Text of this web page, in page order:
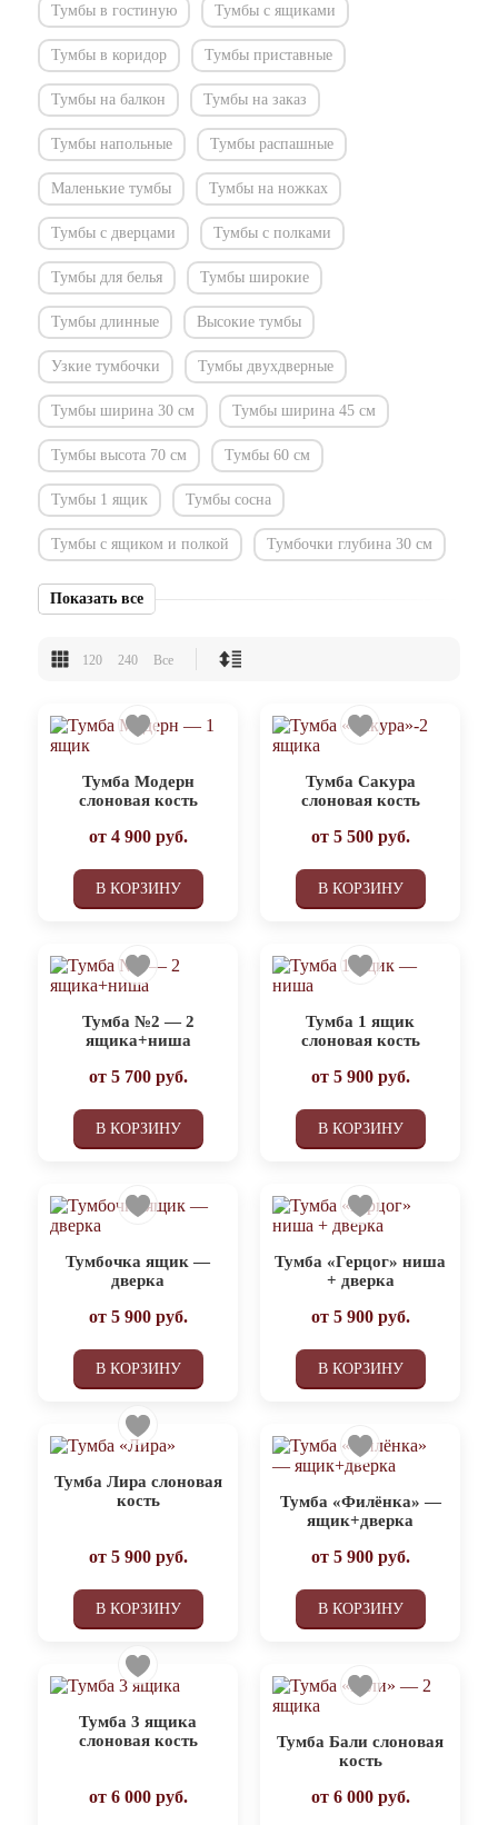
Тумбы в гостиную Тумбы с ящиками
Тумбы в коридор Тумбы приставные
Тумбы на балкон Тумбы на заказ
Тумбы напольные Тумбы распашные
Маленькие тумбы Тумбы на ножках
Тумбы с дверцами Тумбы с полками
Тумбы для белья Тумбы широкие
Тумбы длинные Высокие тумбы
Узкие тумбочки Тумбы двухдверные
Тумбы ширина 30 см Тумбы ширина 45 см
Тумбы высота 70 см Тумбы 60 см
Тумбы 1 ящик Тумбы сосна
Тумбы с ящиком и полкой Тумбочки глубина 30 см
Показать все
120 240 Все
Тумба Модерн
слоновая кость
от 4 900руб.
В КОРЗИНУ
Тумба Сакура
слоновая кость
от 5 500руб.
В КОРЗИНУ
Тумба №2 — 2
ящика+ниша
от 5 700руб.
В КОРЗИНУ
Тумба 1 ящик
слоновая кость
от 5 900руб.
В КОРЗИНУ
Тумбочка ящик —
дверка
от 5 900руб.
В КОРЗИНУ
Тумба «Герцог» ниша
+ дверка
от 5 900руб.
В КОРЗИНУ
Тумба Лира слоновая
кость
от 5 900руб.
В КОРЗИНУ
Тумба «Филёнка» —
ящик+дверка
от 5 900руб.
В КОРЗИНУ
Тумба 3 ящика
слоновая кость
от 6 000руб.
Тумба Бали слоновая
кость
от 6 000руб.